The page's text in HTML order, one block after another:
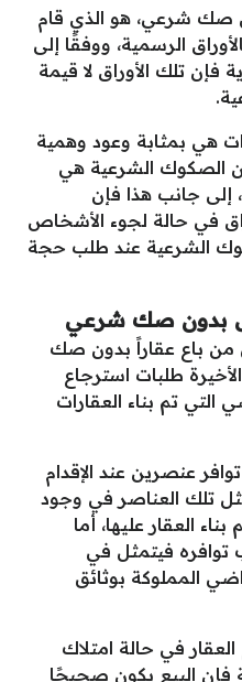
صك شرعي، هو الذي قام
الرسمية، ووفقًا إلى
فإن تلك الأوراق لا قيمة
هي بمثابة وعود وهمية
الصكوك الشرعية هي
إلى جانب هذا فإن
في حالة لجوء الأشخاص
الشرعية عند طلب حجة
بدون صك شرعي
من باع عقاراً بدون صك
طلبات استرجاع
التي تم بناء العقارات
عنصرين عند الإقدام
تلك العناصر في وجود
العقار عليها، أما
توافره فيتمثل في
المملوكة بوثائق
في حالة امتلاك
فإن البيع يكون صحيحًا